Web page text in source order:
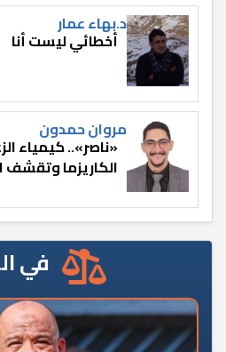
د.بهاء عمار
أخطائي ليست أنا
مروان حمدون
«ناصر».. كيمياء
الكاريزما وتقشف
في